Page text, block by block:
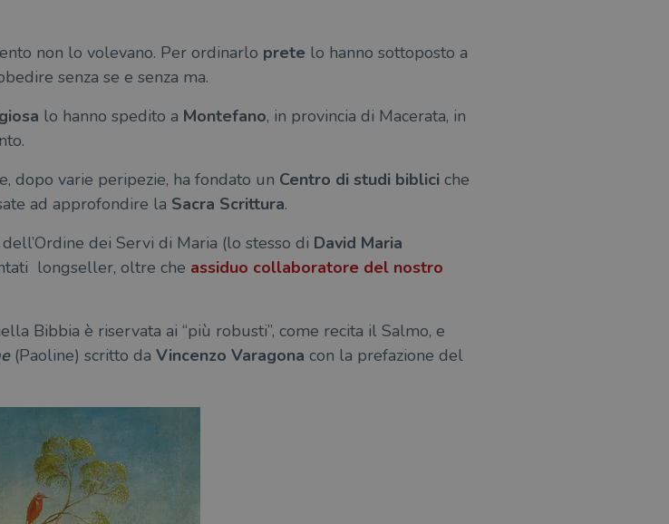
non lo volevano. Per ordinarlo prete lo hanno sottoposto a
senza se e senza ma.
lo hanno spedito a Montefano, in provincia di Macerata, in
dopo varie peripezie, ha fondato un Centro di studi bibliciche
ad approfondire la Sacra Scrittura.
dei Servi di Maria (lo stesso di David Maria
longseller, oltre che assiduo collaboratore del nostro
Bibbia è riservata ai “più robusti”, come recita il Salmo, e
(Paoline) scritto da Vincenzo Varagona con la prefazione del